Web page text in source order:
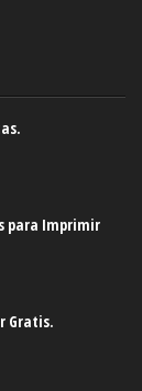
para Imprimir
Gratis.